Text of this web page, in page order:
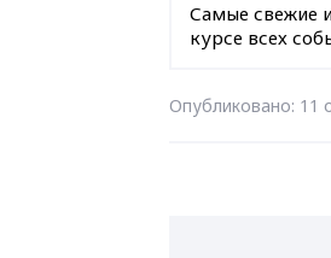
Самые свежие
курсе всех
Опубликовано: 11